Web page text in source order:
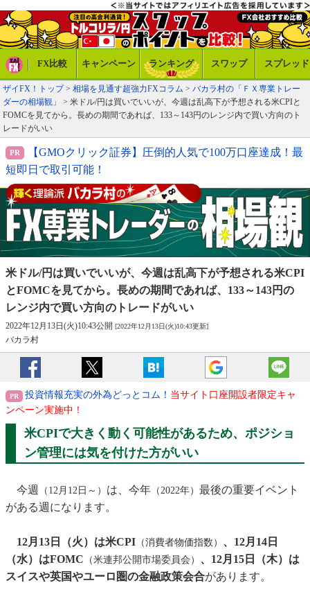
FX比較 キャンペーン ランキング スワップ スプレッド
ザイFX！トップ> 相場を見通す超強力FXコラム > バカラ村の「ＦＸ専業トレー
ダーの相場観」
> 米ドル/円は買いでいいが、今週は乱高下が予想される米CPIと
FOMCを見てから。長めの期間であれば、133～143円のレンジ内で買い方向のト
レードがいい
【GMOクリック証券】圧倒的人気で100万口座達成！最
短即日で取引可能！
米ドル/円は買いでいいが、今週は乱高下が予想される米CPI
とFOMCを見てから。長めの期間であれば、 133～143円の
レンジ内で買い方向のトレードがいい
2022年12月13日(火)10:43公開 [2022年12月13日(火)10:43更新]
バカラ村
投資情報充実の外為どっとコム！ 当サイト口座開設者限定キャ
ンペーン実施中！
米CPIで大きく動く可能性があるため、ポジショ
ン管理には気を付けた方がいい
今週 （12月12日～） は、今年 （2022年） 最後の重要イベント
がある週になります。
12月13日（火）は米CPI （消費者物価指数） 、12月14日
（水）はFOMC （米連邦公開市場委員会） 、12月15日（木）は
スイスや英国やユーロ圏の金融政策会合があります。